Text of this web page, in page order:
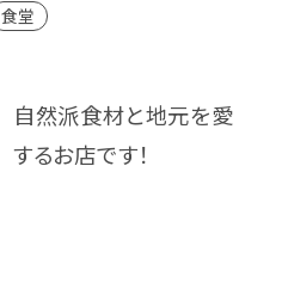
食堂
自然派食材と地元を愛
するお店です！